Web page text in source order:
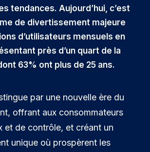
tendances. Aujourd’hui, c’est
de divertissement majeure
d’utilisateurs mensuels en
près d’un quart de la
63% ont plus de 25 ans.
par une nouvelle ère du
offrant aux consommateurs
et de contrôle, et créant un
unique où prospèrent les